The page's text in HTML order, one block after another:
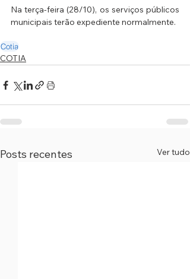
Na terça-feira (28/10), os serviços públicos
municipais terão expediente normalmente.
Cotia
COTIA
Posts recentes Ver tudo